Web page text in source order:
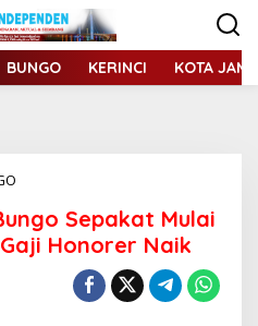
BUNGO KERINCI KOTA
R
D
D
Sepakat Mulai
Honorer Naik